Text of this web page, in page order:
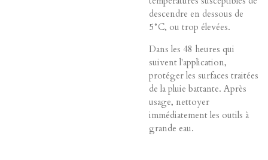
descendre en dessous de
5°C, ou trop élevées.
Dans les 48 heures qui
suivent l'application,
protéger les surfaces traitées
de la pluie battante. Après
usage, nettoyer
immédiatement les outils à
grande eau.